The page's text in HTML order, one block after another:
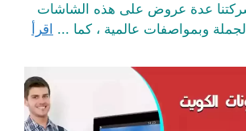
عدة عروض على هذه الشاشات
وبمواصفات عالمية ، كما ... اقرأ